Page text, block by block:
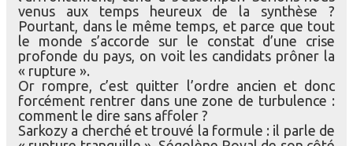
venus aux temps heureux de la synthèse ?
Pourtant, dans le même temps, et parce que tout
le monde s’accorde sur le constat d’une crise
profonde du pays, on voit les candidats prôner la
« rupture ».
Or rompre, c’est quitter l’ordre ancien et donc
forcément rentrer dans une zone de turbulence :
comment le dire sans affoler ?
Sarkozy a cherché et trouvé la formule : il parle de